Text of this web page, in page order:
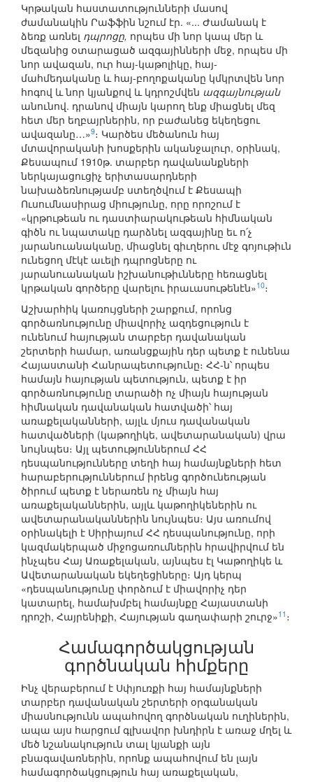
Կրթական հաստատությունների մասով
ժամանակին Րաֆֆին նշում էր. «... Ժամանակ է
ձեռք առնել դպրոցը, որպես մի նոր կապ մեր և
մեզանից օտարացած ազգայինների մեջ, որպես մի
նոր ավազան, ուր հայ-կաթոլիկը, հայ-
մահմեդականը և հայ-բողոքականը կմկրտվեն նոր
հոգով և նոր կյանքով և կդրոշմվեն ազգայնության
անունով. դրանով միայն կարող ենք միացնել մեզ
հետ մեր եղբայրներին, որ բաժանեց եկեղեցու
ավազանը…»9։ Կարծես մեծանուն հայ
մտավորականի խոսքերին ականջալուր, օրինակ,
Քեսապում 1910թ. տարբեր դավանանքների
ներկայացուցիչ երիտասարդների
նախաձեռնությամբ ստեղծվում է Քեսապի
Ուսումնասիրաց միությունը, որը որոշում է
«կրթութեան ու դաստիարակութեան հիմնական
գիծն ու նպատակը դարձնել ազգայինը եւ ո՛չ
յարանուանականը, միացնել գիւղերու մէջ գոյութիւն
ունեցող մէկէ աւելի դպրոցները ու
յարանուանական իշխանութիւնները հեռացնել
կրթական գործերը վարելու իրաւասութենէն»10։
Աշխարհիկ կառույցների շարքում, որոնց
գործառնությունը միավորիչ ազդեցություն է
ունենում հայության տարբեր դավանական
շերտերի համար, առանցքային դեր պետք է ունենա
Հայաստանի Հանրապետությունը։ ՀՀ-ն՝ որպես
համայն հայության պետություն, պետք է իր
գործառնությունը տարածի ոչ միայն հայության
հիմնական դավանական հատվածի՝ հայ
առաքելականների, այլև մյուս դավանական
հատվածների (կաթողիկե, ավետարանական) վրա
նույնպես։ Այլ պետություններում ՀՀ
դեսպանությունները տեղի հայ համայնքների հետ
հարաբերություններում իրենց գործունեության
ծիրում պետք է ներառեն ոչ միայն հայ
առաքելականներին, այլև կաթողիկեներին ու
ավետարանականներին նույնպես։ Այս առումով
օրինակելի է Սիրիայում ՀՀ դեսպանությունը, որի
կազմակերպած միջոցառումներին հրավիրվում են
ինչպես Հայ Առաքելական, այնպես էլ Կաթողիկե և
Ավետարանական եկեղեցիները։ Այդ կերպ
«դեսպանությունը փորձում է միավորիչ դեր
կատարել, համախմբել համայնքը Հայաստանի
դրոշի, Հայրենիքի, Հայության գաղափարի շուրջ»11 ։
Համագործակցության
գործնական հիմքերը
Ինչ վերաբերում է Սփյուռքի հայ համայնքների
տարբեր դավանական շերտերի օրգանական
միասնությունն ապահովող գործնական ուղիներին,
ապա այս հարցում գլխավոր խնդիրն է առաջ մղել և
մեծ նշանակություն տալ կյանքի այն
բնագավառներին, որոնք ապահովում են լայն
համագործակցություն հայ առաքելական,